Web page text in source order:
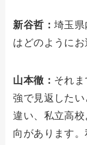
新谷哲：埼玉
はどのように
山本徹： それ
強で見返した
違い、私立高
向があります